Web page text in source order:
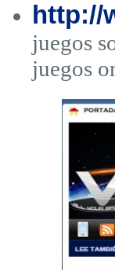
http://
juegos
juegos